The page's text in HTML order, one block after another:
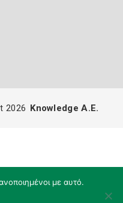
με αυτό.
2026 Knowledge A.E.